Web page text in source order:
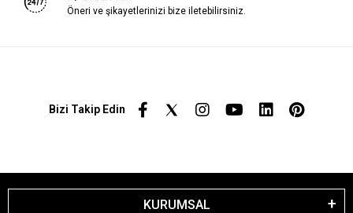
Öneri ve şikayetlerinizi bize iletebilirsiniz.
Bizi Takip Edin
KURUMSAL